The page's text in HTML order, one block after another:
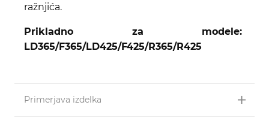
ražnjića.
Prikladno za modele:
LD365/F365/LD425/F425/R365/R425
Primerjava izdelka